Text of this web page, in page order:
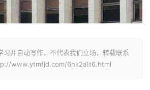
习并自动写作，不代表我们立场，转载联系
www.ytmfjd.com/6nk2a1t6.html